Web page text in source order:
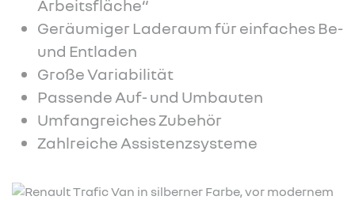
Arbeitsfläche“
Geräumiger Laderaum für einfaches Be-
und Entladen
Große Variabilität
Passende Auf- und Umbauten
Umfangreiches Zubehör
Zahlreiche Assistenzsysteme